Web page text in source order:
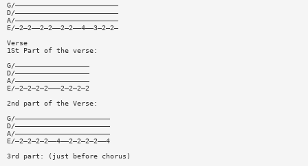
G/—————————————————————————
D/—————————————————————————
A/—————————————————————————
E/—2—2——2—2——2—2——4——3—2—2—
Verse
1St Part of the verse:
G/——————————————————
D/——————————————————
A/——————————————————
E/—2—2—2—2———2—2—2—2
2nd part of the Verse:
G/———————————————————————
D/———————————————————————
A/———————————————————————
E/—2—2—2—2——4——2—2—2—2——4
3rd part: (just before chorus)